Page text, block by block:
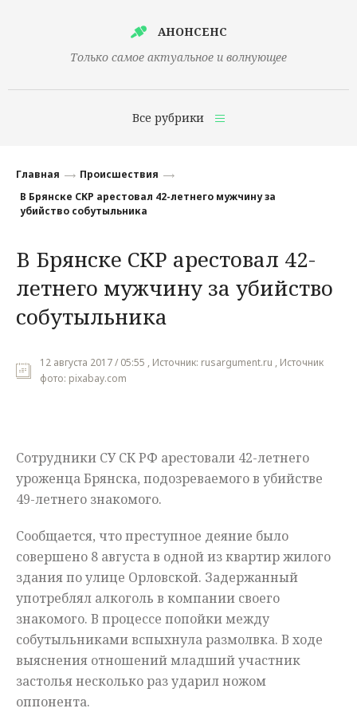
АНОНСЕНС
Только самое актуальное и волнующее
Все рубрики
Финансы
Наука
Культура
Общество
Мнения
Главная
Происшествия
В Брянске СКР арестовал 42-летнего мужчину за
убийство собутыльника
В Брянске СКР арестовал 42-
летнего мужчину за убийство
собутыльника
12 августа 2017 / 05:55 , Источник: rusargument.ru , Источник
фото: pixabay.com
Сотрудники СУ СК РФ арестовали 42-летнего
уроженца Брянска, подозреваемого в убийстве
49-летнего знакомого.
Сообщается, что преступное деяние было
совершено 8 августа в одной из квартир жилого
здания по улице Орловской. Задержанный
употреблял алкоголь в компании своего
знакомого. В процессе попойки между
собутыльниками вспыхнула размолвка. В ходе
выяснения отношений младший участник
застолья несколько раз ударил ножом
оппонента.